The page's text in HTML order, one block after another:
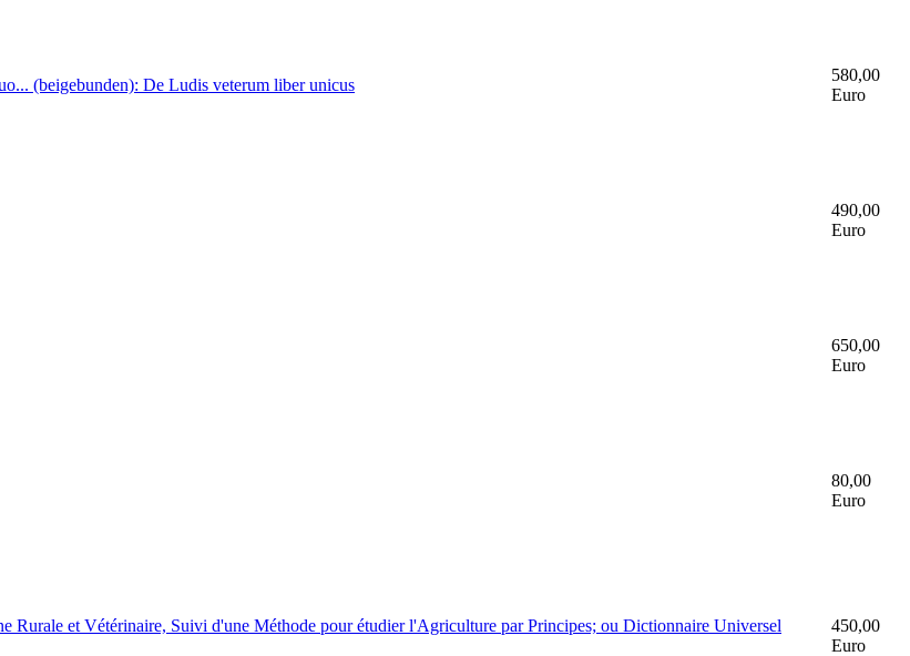
(beigebunden): De Ludis veterum liber unicus
580,00
Euro
490,00
Euro
650,00
Euro
80,00
Euro
Rurale et Vétérinaire, Suivi d'une Méthode pour étudier l'Agriculture par Principes; ou Dictionnaire Universel
450,00
Euro